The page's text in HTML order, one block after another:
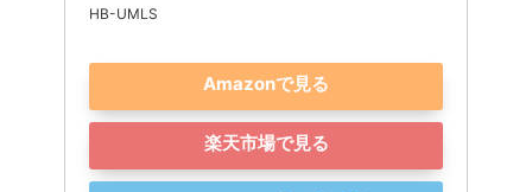
HB-UMLS
Amazonで見る
楽天市場で見る